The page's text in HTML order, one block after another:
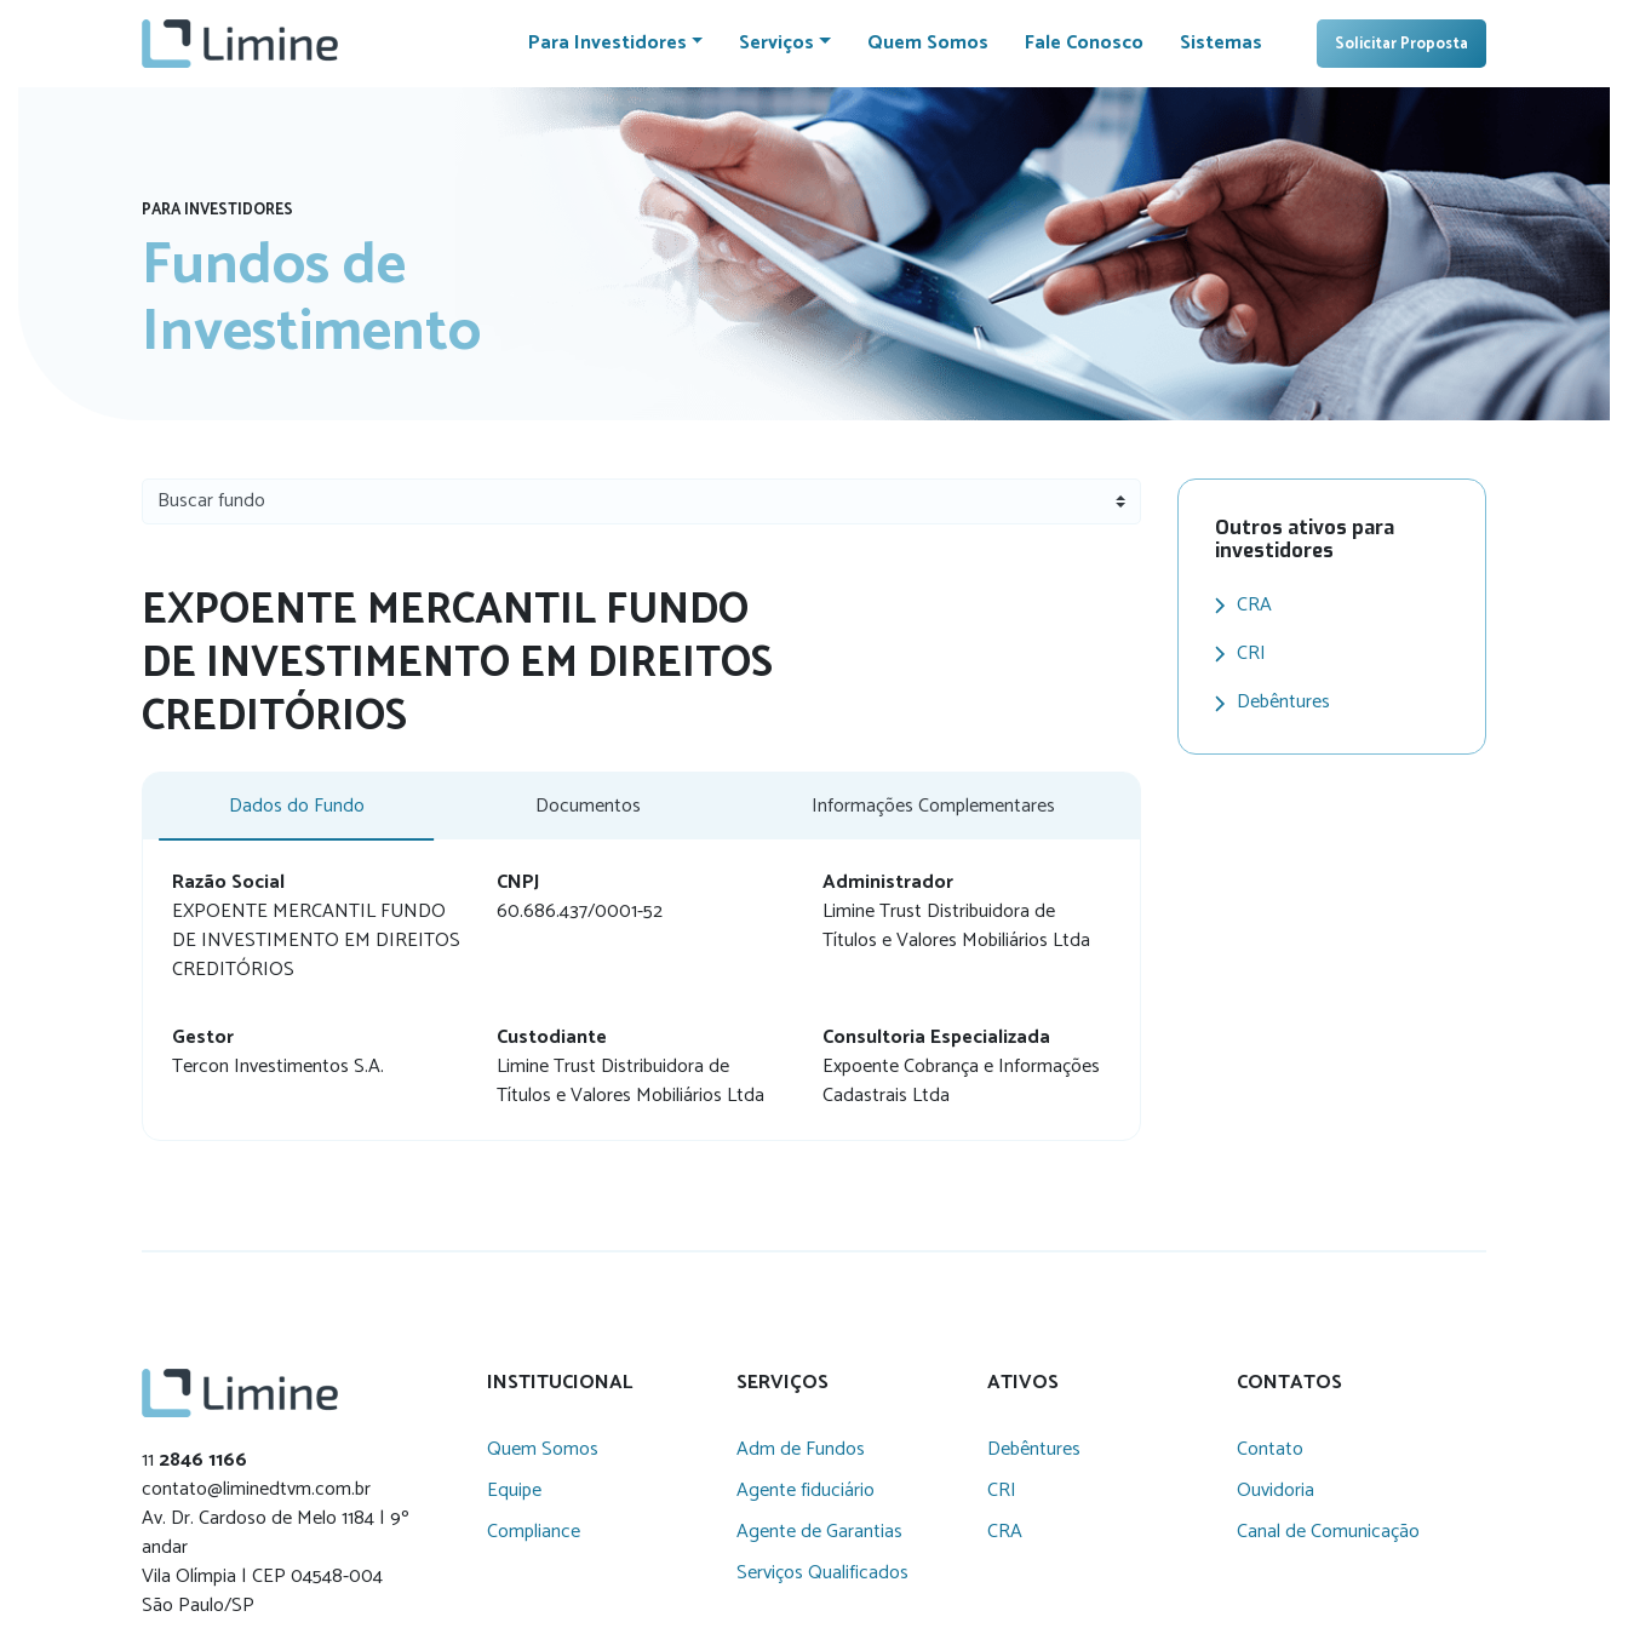
Para Investidores Serviços Quem Somos Fale Conosco Sistemas Solicitar Proposta
PARA INVESTIDORES
Fundos de
Investimento
EXPOENTE MERCANTIL FUNDO
DE INVESTIMENTO EM DIREITOS
CREDITÓRIOS
Dados do Fundo Documentos Informações Complementares
Razão Social
EXPOENTE MERCANTIL FUNDO
DE INVESTIMENTO EM DIREITOS
CREDITÓRIOS
CNPJ
60.686.437/0001-52
Administrador
Limine Trust Distribuidora de
Títulos e Valores Mobiliários Ltda
Gestor
Tercon Investimentos S.A.
Custodiante
Limine Trust Distribuidora de
Títulos e Valores Mobiliários Ltda
Consultoria Especializada
Expoente Cobrança e Informações
Cadastrais Ltda
Outros ativos para
investidores
CRA
CRI
Debêntures
11 2846 1166
contato@liminedtvm.com.br
Av. Dr. Cardoso de Melo 1184 | 9º
andar
Vila Olímpia | CEP 04548-004
São Paulo/SP
INSTITUCIONAL
Quem Somos
Equipe
Compliance
SERVIÇOS
Adm de Fundos
Agente fiduciário
Agente de Garantias
Serviços Qualificados
ATIVOS
Debêntures
CRI
CRA
CONTATOS
Contato
Ouvidoria
Canal de Comunicação